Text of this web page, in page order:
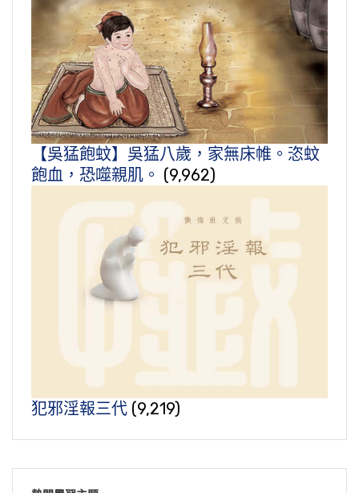
【吳猛飽蚊】吳猛八歲，家無床帷。恣蚊
飽血，恐噬親肌。 (9,962)
犯邪淫報三代 (9,219)